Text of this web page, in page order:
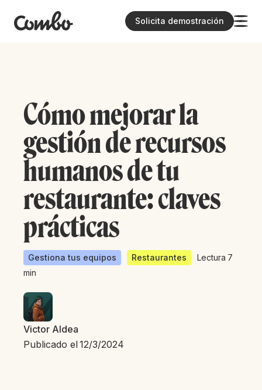
Solicita demostración
Cómo mejorar la
gestión de recursos
humanos de tu
restaurante: claves
prácticas
Gestiona tus equipos Restaurantes Lectura 7
min
Victor Aldea
Publicado el12/3/2024